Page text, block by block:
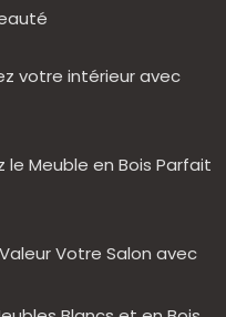
votre intérieur avec
Meuble en Bois Parfait
Votre Salon avec